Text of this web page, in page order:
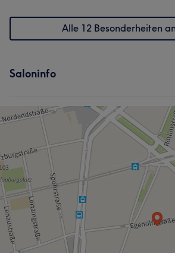
Alle 12 Besonderheiten
Saloninfo